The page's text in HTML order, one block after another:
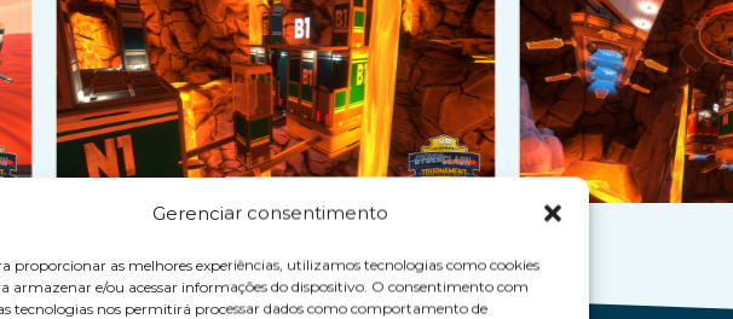
Gerenciar consentimento
proporcionar as melhores experiências, utilizamos tecnologias como cookies
armazenar e/ou acessar informações do dispositivo. O consentimento com
tecnologias nos permitirá processar dados como comportamento de